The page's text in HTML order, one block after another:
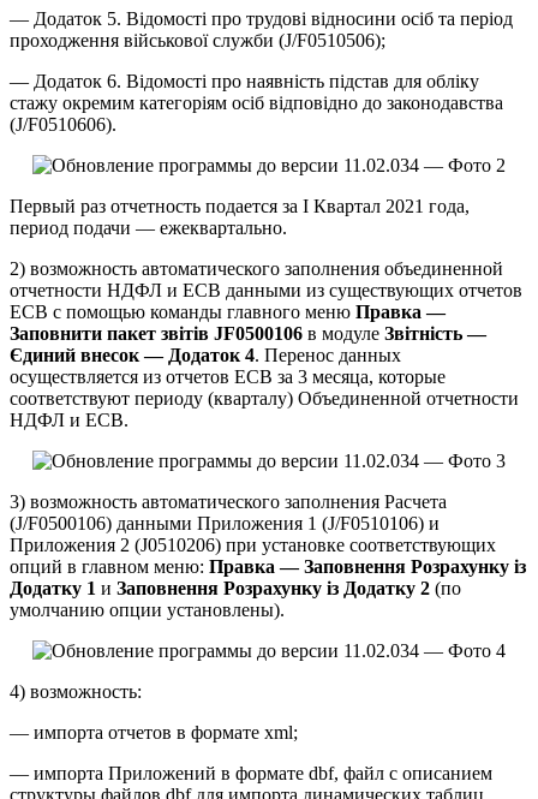
— Додаток 5. Відомості про трудові відносини осіб та період
проходження військової служби (J/F0510506);
— Додаток 6. Відомості про наявність підстав для обліку
стажу окремим категоріям осіб відповідно до законодавства
(J/F0510606).
Первый раз отчетность подается за І Квартал 2021 года,
период подачи — ежеквартально.
2) возможность автоматического заполнения объединенной
отчетности НДФЛ и ЕСВ данными из существующих отчетов
ЕСВ с помощью команды главного меню Правка —
Заповнити пакет звітів JF0500106 в модуле Звітність —
Єдиний внесок — Додаток 4. Перенос данных
осуществляется из отчетов ЕСВ за 3 месяца, которые
соответствуют периоду (кварталу) Объединенной отчетности
НДФЛ и ЕСВ.
3) возможность автоматического заполнения Расчета
(J/F0500106) данными Приложения 1 (J/F0510106) и
Приложения 2 (J0510206) при установке соответствующих
опций в главном меню: Правка — Заповнення Розрахунку із
Додатку 1 и Заповнення Розрахунку із Додатку 2 (по
умолчанию опции установлены).
4) возможность:
— импорта отчетов в формате xml;
— импорта Приложений в формате dbf, файл с описанием